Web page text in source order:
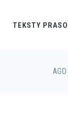
TEKSTY
AGD